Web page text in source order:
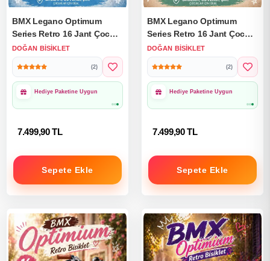
BMX Legano Optimum
Series Retro 16 Jant Çocuk
Bisikleti Mavi - Legano 16
Jant Bisiklet Retro BMX
Bisiklet
DOĞAN BISIKLET
(2)
Hediye Paketine Uygun
7.499,90 TL
Sepete Ekle
BMX Legano Optimum
Series Retro 16 Jant Çocuk
Bisikleti Yeşil - Legano 16
Jant Bisiklet Retro BMX
Bisiklet
DOĞAN BISIKLET
(2)
Hediye Paketine Uygun
7.499,90 TL
Sepete Ekle